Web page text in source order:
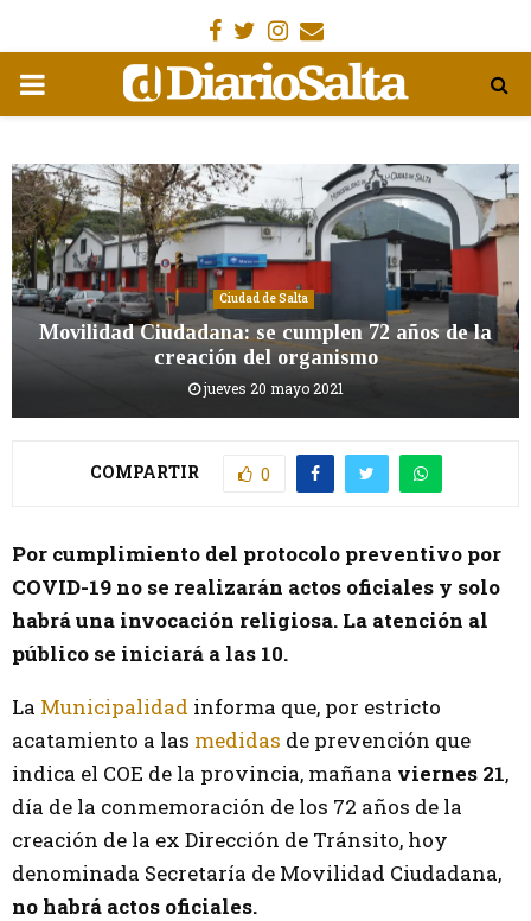
Facebook
Gorjeo
Instagram
Email
MENÚ
Ciudad de Salta
Movilidad Ciudadana: se cumplen 72 años de la
creación del organismo
jueves 20 mayo 2021
COMPARTIR 0
Por cumplimiento del protocolo preventivo por
COVID-19 no se realizarán actos oficiales y solo
habrá una invocación religiosa. La atención al
público se iniciará a las 10.
La Municipalidad informa que, por estricto
acatamiento a las medidas de prevención que
indica el COE de la provincia, mañana viernes 21,
día de la conmemoración de los 72 años de la
creación de la ex Dirección de Tránsito, hoy
denominada Secretaría de Movilidad Ciudadana,
no habrá actos oficiales.